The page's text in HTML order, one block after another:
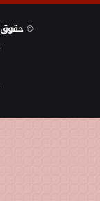
© حقوق النشر 2013